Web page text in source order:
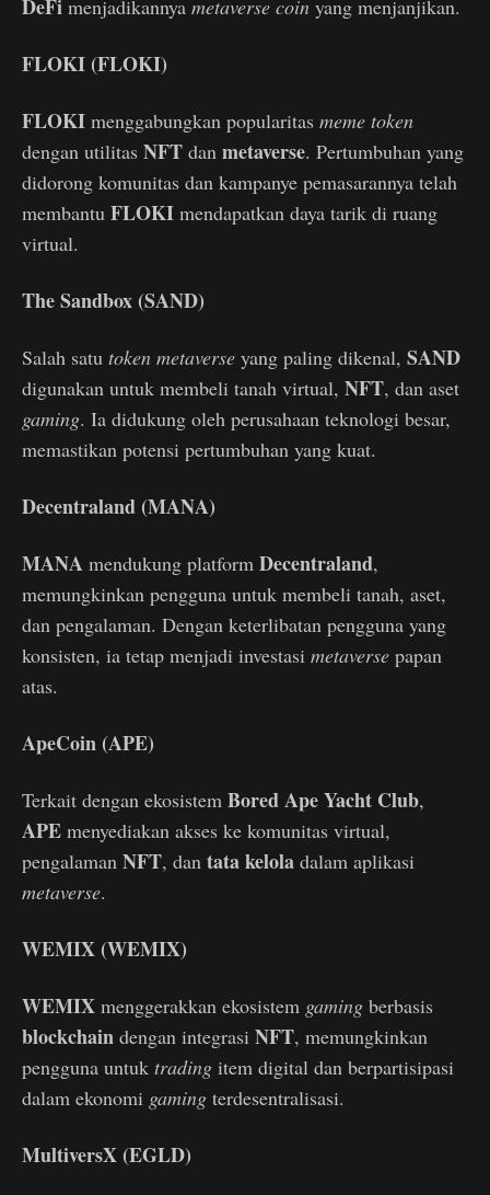
DeFi menjadikannya metaverse coin yang menjanjikan.
FLOKI (FLOKI)
FLOKI menggabungkan popularitas meme token
dengan utilitas NFT dan metaverse. Pertumbuhan yang
didorong komunitas dan kampanye pemasarannya telah
membantu FLOKI mendapatkan daya tarik di ruang
virtual.
The Sandbox (SAND)
Salah satu token metaverse yang paling dikenal, SAND
digunakan untuk membeli tanah virtual, NFT, dan aset
gaming. Ia didukung oleh perusahaan teknologi besar,
memastikan potensi pertumbuhan yang kuat.
Decentraland (MANA)
MANA mendukung platform Decentraland,
memungkinkan pengguna untuk membeli tanah, aset,
dan pengalaman. Dengan keterlibatan pengguna yang
konsisten, ia tetap menjadi investasi metaverse papan
atas.
ApeCoin (APE)
Terkait dengan ekosistem Bored Ape Yacht Club,
APE menyediakan akses ke komunitas virtual,
pengalaman NFT, dan tata kelola dalam aplikasi
metaverse.
WEMIX (WEMIX)
WEMIX menggerakkan ekosistem gaming berbasis
blockchain dengan integrasi NFT, memungkinkan
pengguna untuk trading item digital dan berpartisipasi
dalam ekonomi gaming terdesentralisasi.
MultiversX (EGLD)